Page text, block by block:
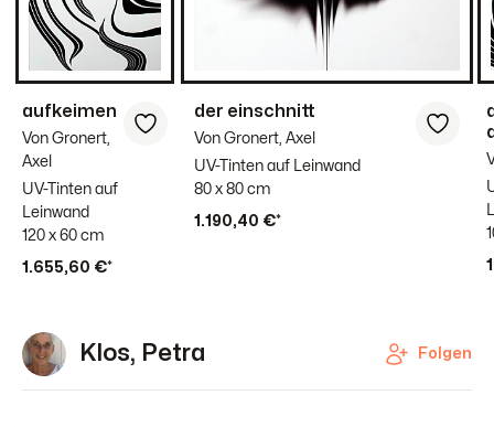
aufkeimen
Von Gronert,
Axel
UV-Tinten auf
Leinwand
120 x 60 cm
1.655,60 €*
der einschnitt
Von Gronert, Axel
UV-Tinten auf Leinwand
80 x 80 cm
1.190,40 €*
Klos, Petra Folgen